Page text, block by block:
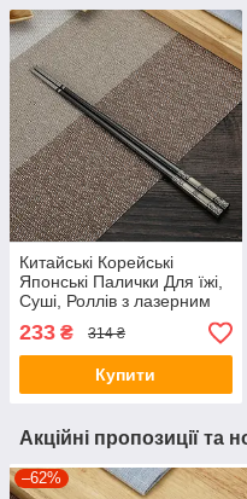
Китайські Корейські
Японські Палички Для їжі,
Суші, Роллів з лазерним
візерунком, Нержавіюча
сталь Чорні
233 ₴ 314 ₴
Купити
Акційні пропозиції та
–62%